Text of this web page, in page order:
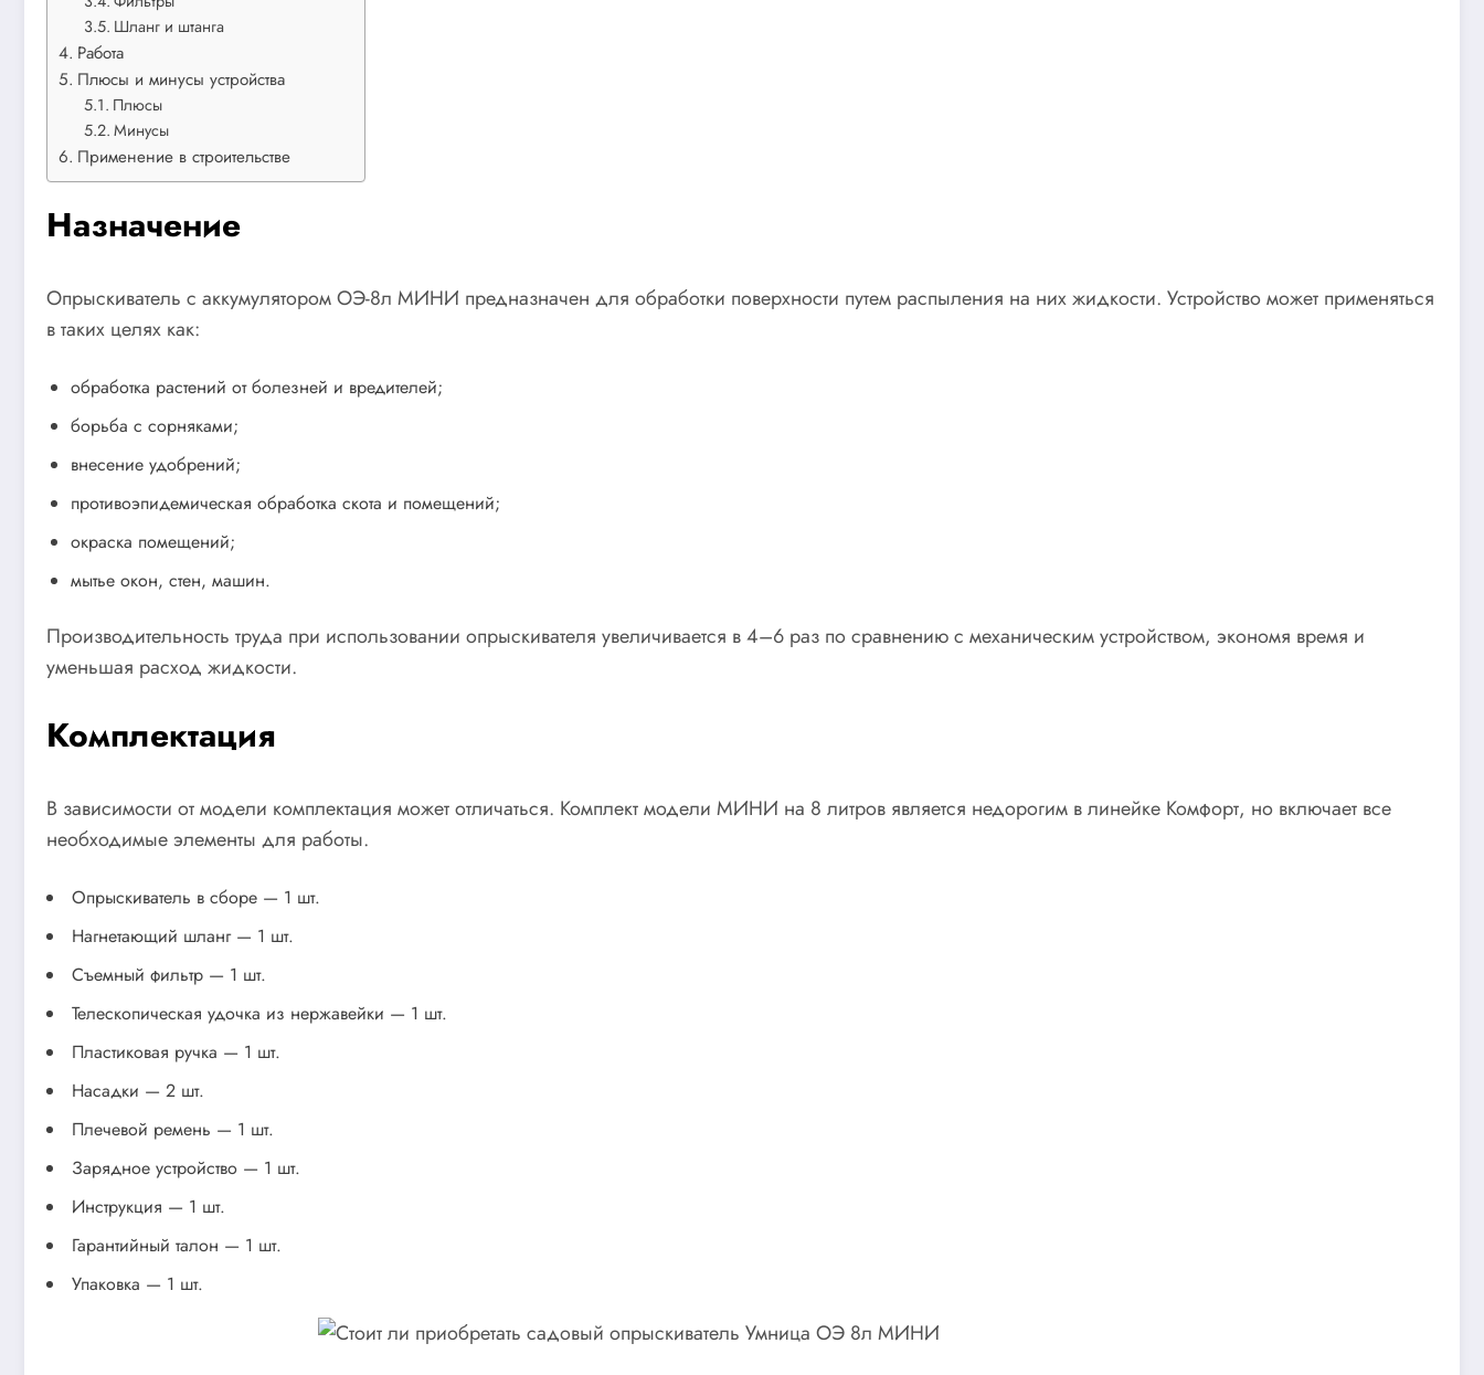
Шланг и штанга
Работа
Плюсы и минусы устройства
Плюсы
Минусы
Применение в строительстве
Назначение
Опрыскиватель с аккумулятором ОЭ-8л МИНИ предназначен для обработки поверхности путем распыления на них жидкости. Устройство может применяться
в таких целях как:
обработка растений от болезней и вредителей;
борьба с сорняками;
внесение удобрений;
противоэпидемическая обработка скота и помещений;
окраска помещений;
мытье окон, стен, машин.
Производительность труда при использовании опрыскивателя увеличивается в 4–6 раз по сравнению с механическим устройством, экономя время и
уменьшая расход жидкости.
Комплектация
В зависимости от модели комплектация может отличаться. Комплект модели МИНИ на 8 литров является недорогим в линейке Комфорт, но включает все
необходимые элементы для работы.
Опрыскиватель в сборе — 1 шт.
Нагнетающий шланг — 1 шт.
Съемный фильтр — 1 шт.
Телескопическая удочка из нержавейки — 1 шт.
Пластиковая ручка — 1 шт.
Насадки — 2 шт.
Плечевой ремень — 1 шт.
Зарядное устройство — 1 шт.
Инструкция — 1 шт.
Гарантийный талон — 1 шт.
Упаковка — 1 шт.